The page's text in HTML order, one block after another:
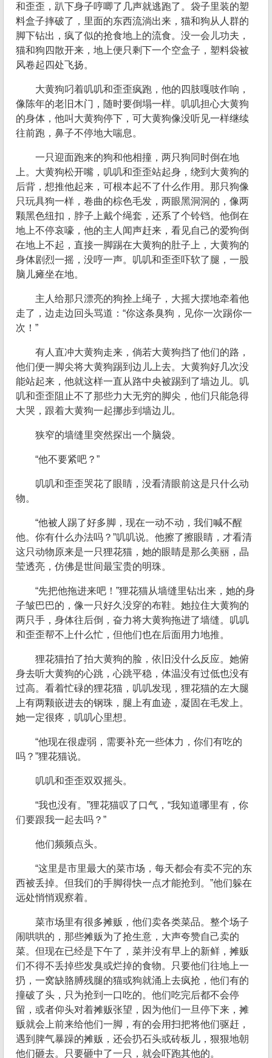
和歪歪，趴下身子哼唧了几声就逃跑了。袋子里装的塑
料盒子摔破了，里面的东西流淌出来，猫和狗从人群的
脚下钻出，疯了似的抢食地上的流食。没一会儿功夫，
猫和狗四散开来，地上便只剩下一个空盒子，塑料袋被
风卷起四处飞扬。
大黄狗叼着叽叽和歪歪疯跑，他的四肢嘎吱作响，
像陈年的老旧木门，随时要倒塌一样。叽叽担心大黄狗
的身体，他叫大黄狗停下，可大黄狗像没听见一样继续
往前跑，鼻子不停地大喘息。
一只迎面跑来的狗和他相撞，两只狗同时倒在地
上。大黄狗松开嘴，叽叽和歪歪站起身，绕到大黄狗的
后背，想推他起来，可根本起不了什么作用。那只狗像
只玩具狗一样，卷曲的棕色毛发，两眼黑洞洞的，像两
颗黑色纽扣，脖子上戴个绳套，还系了个铃铛。他倒在
地上不停哀嚎，他的主人闻声赶来，看见自己的爱狗倒
在地上不起，直接一脚踢在大黄狗的肚子上，大黄狗的
身体剧烈一摇，没哼一声。叽叽和歪歪吓软了腿，一股
脑儿瘫坐在地。
主人给那只漂亮的狗拴上绳子，大摇大摆地牵着他
走了，边走边回头骂道：“你这条臭狗，见你一次踢你一
次！”
有人直冲大黄狗走来，倘若大黄狗挡了他们的路，
他们便一脚尖将大黄狗踢到边儿上去。大黄狗好几次没
能站起来，他就这样一直从路中央被踢到了墙边儿。叽
叽和歪歪阻止不了那些力大无穷的脚尖，他们只能急得
大哭，跟着大黄狗一起挪步到墙边儿。
狭窄的墙缝里突然探出一个脑袋。
“他不要紧吧？”
叽叽和歪歪哭花了眼睛，没看清眼前这是只什么动
物。
“他被人踢了好多脚，现在一动不动，我们喊不醒
他。你有什么办法吗？”叽叽说。他擦了擦眼睛，才看清
这只动物原来是一只狸花猫，她的眼睛是那么美丽，晶
莹透亮，仿佛是世间最宝贵的明珠。
“先把他拖进来吧！”狸花猫从墙缝里钻出来，她的身
子皱巴巴的，像一只好久没穿的布鞋。她拉住大黄狗的
两只手，身体往后倒，奋力将大黄狗拖进了墙缝。叽叽
和歪歪帮不上什么忙，但他们也在后面用力地推。
狸花猫拍了拍大黄狗的脸，依旧没什么反应。她俯
身去听大黄狗的心跳，心跳平稳，体温没有过低也没有
过高。看着忙碌的狸花猫，叽叽发现，狸花猫的左大腿
上有两颗嵌进去的钢珠，腿上有血迹，凝固在毛发上。
她一定很疼，叽叽心里想。
“他现在很虚弱，需要补充一些体力，你们有吃的
吗？”狸花猫说。
叽叽和歪歪双双摇头。
“我也没有。”狸花猫叹了口气，“我知道哪里有，你
们要跟我一起去吗？”
他们频频点头。
“这里是市里最大的菜市场，每天都会有卖不完的东
西被丢掉。但我们的手脚得快一点才能抢到。”他们躲在
远处悄悄观察着。
菜市场里有很多摊贩，他们卖各类菜品。整个场子
闹哄哄的，那些摊贩为了抢生意，大声夸赞自己卖的
菜。但现在已经是下午了，菜并没有早上的新鲜，摊贩
们不得不丢掉些发臭或烂掉的食物。只要他们往地上一
扔，一窝缺胳膊残腿的猫或狗就涌上去疯抢，他们有的
撞破了头，只为抢到一口吃的。他们吃完后都不会停
留，或者仰头对着摊贩张望，因为他们一旦停下来，摊
贩就会上前来给他们一脚，有的会用扫把将他们驱赶，
遇到脾气暴躁的摊贩，还会扔石头或砖板儿，狠狠地朝
他们砸去。只要砸中了一只，就会吓跑其他的。